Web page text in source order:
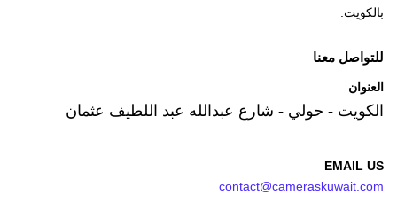
بالكويت.
للتواصل معنا
العنوان
الكويت - حولي - شارع عبدالله عبد اللطيف عثمان
EMAIL US
contact@cameraskuwait.com